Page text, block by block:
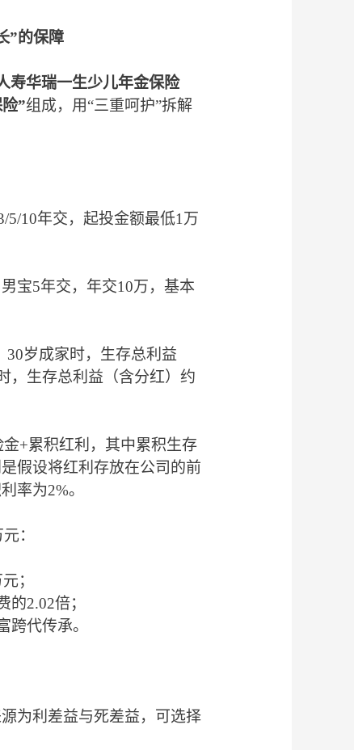
”的保障
寿华瑞一生少儿年金保险
”组成，用“三重呵护”拆解
5/10年交，起投金额最低1万
宝5年交，年交10万，基本
岁成家时， 生存总利益
，生存总利益（含分红） 约
+累积红利，其中累积生存
假设将红利存放在公司的前
率为2%。
元：
元；
的2.02倍；
跨代传承。
为利差益与死差益，可选择